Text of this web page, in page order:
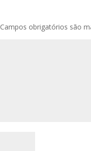
Campos obrigatórios são